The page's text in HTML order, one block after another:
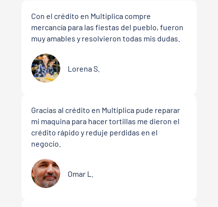
Con el crédito en Multiplica compre
mercancía para las fiestas del pueblo, fueron
muy amables y resolvieron todas mis dudas.
Lorena S.
Gracias al crédito en Multiplica pude reparar
mi maquina para hacer tortillas me dieron el
crédito rápido y reduje perdidas en el
negocio.
Omar L.